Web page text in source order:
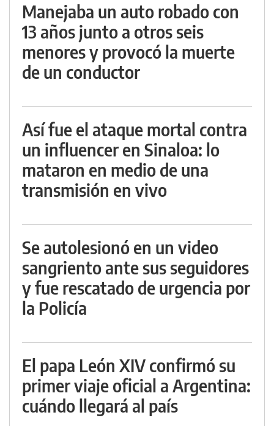
Manejaba un auto robado con
13 años junto a otros seis
menores y provocó la muerte
de un conductor
Así fue el ataque mortal contra
un influencer en Sinaloa: lo
mataron en medio de una
transmisión en vivo
Se autolesionó en un video
sangriento ante sus seguidores
y fue rescatado de urgencia por
la Policía
El papa León XIV confirmó su
primer viaje oficial a Argentina:
cuándo llegará al país